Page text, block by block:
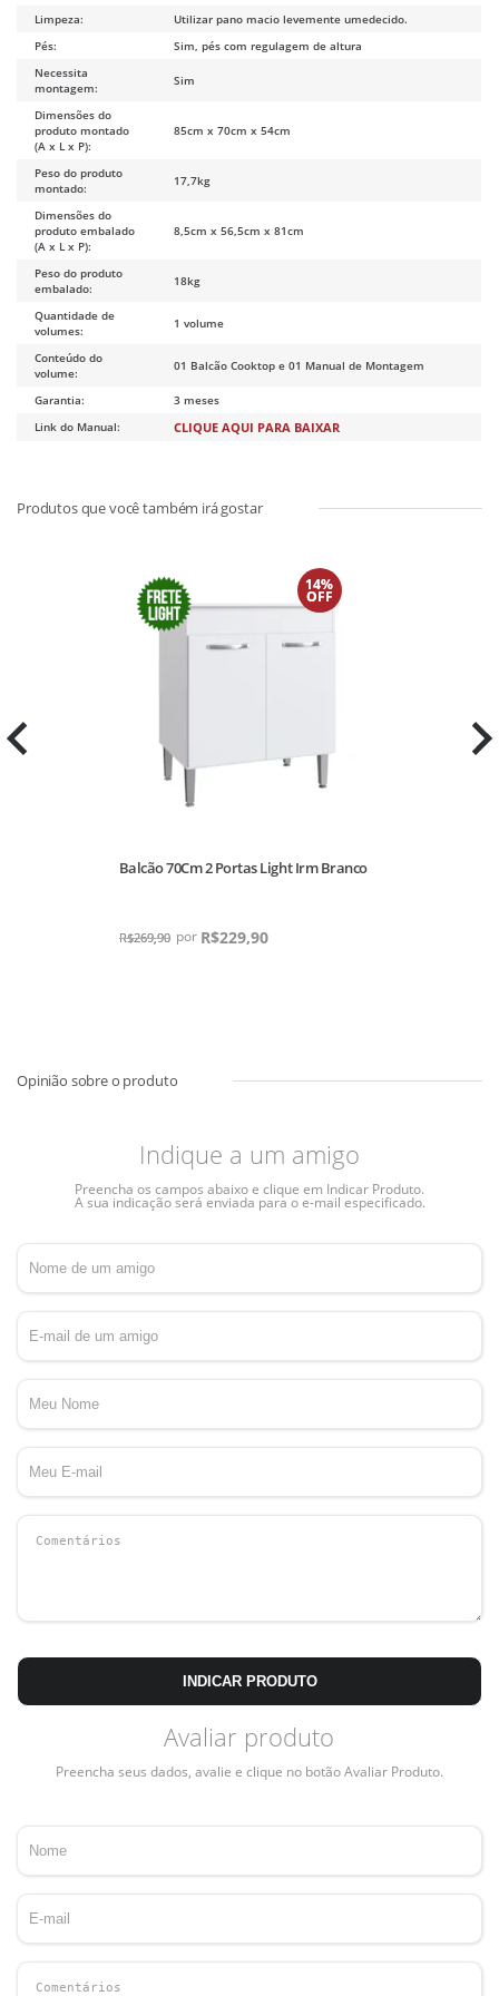
Limpeza:
Utilizar pano macio levemente umedecido.
Pés:
Sim, pés com regulagem de altura
Necessita
montagem:
Sim
Dimensões do
produto montado
(A x L x P):
85cm x 70cm x 54cm
Peso do produto
montado:
17,7kg
Dimensões do
produto embalado
(A x L x P):
8,5cm x 56,5cm x 81cm
Peso do produto
embalado:
18kg
Quantidade de
volumes:
1 volume
Conteúdo do
volume:
01 Balcão Cooktop e 01 Manual de Montagem
Garantia:
3 meses
Link do Manual:
CLIQUE AQUI PARA BAIXAR
14%
OFF
Balcão 70Cm 2 Portas Light Irm Branco
R$269,90 R$229,90
Indique a um amigo
Preencha os campos abaixo e clique em Indicar Produto.
A sua indicação será enviada para o e-mail especificado.
INDICAR PRODUTO
Avaliar produto
Preencha seus dados, avalie e clique no botão Avaliar Produto.